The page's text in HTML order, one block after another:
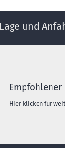
Lage und
Hier klicken für